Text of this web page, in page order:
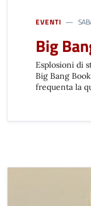
EVENTI
Big
Esplosioni di
Big Bang
frequenta la